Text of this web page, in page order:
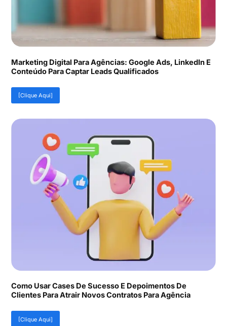
Marketing Digital Para Agências: Google Ads, LinkedIn E
Conteúdo Para Captar Leads Qualificados
[Clique Aqui]
Como Usar Cases De Sucesso E Depoimentos De
Clientes Para Atrair Novos Contratos Para Agência
[Clique Aqui]